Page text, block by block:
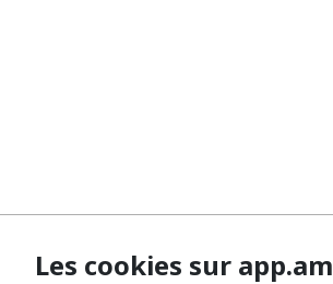
Les cookies sur